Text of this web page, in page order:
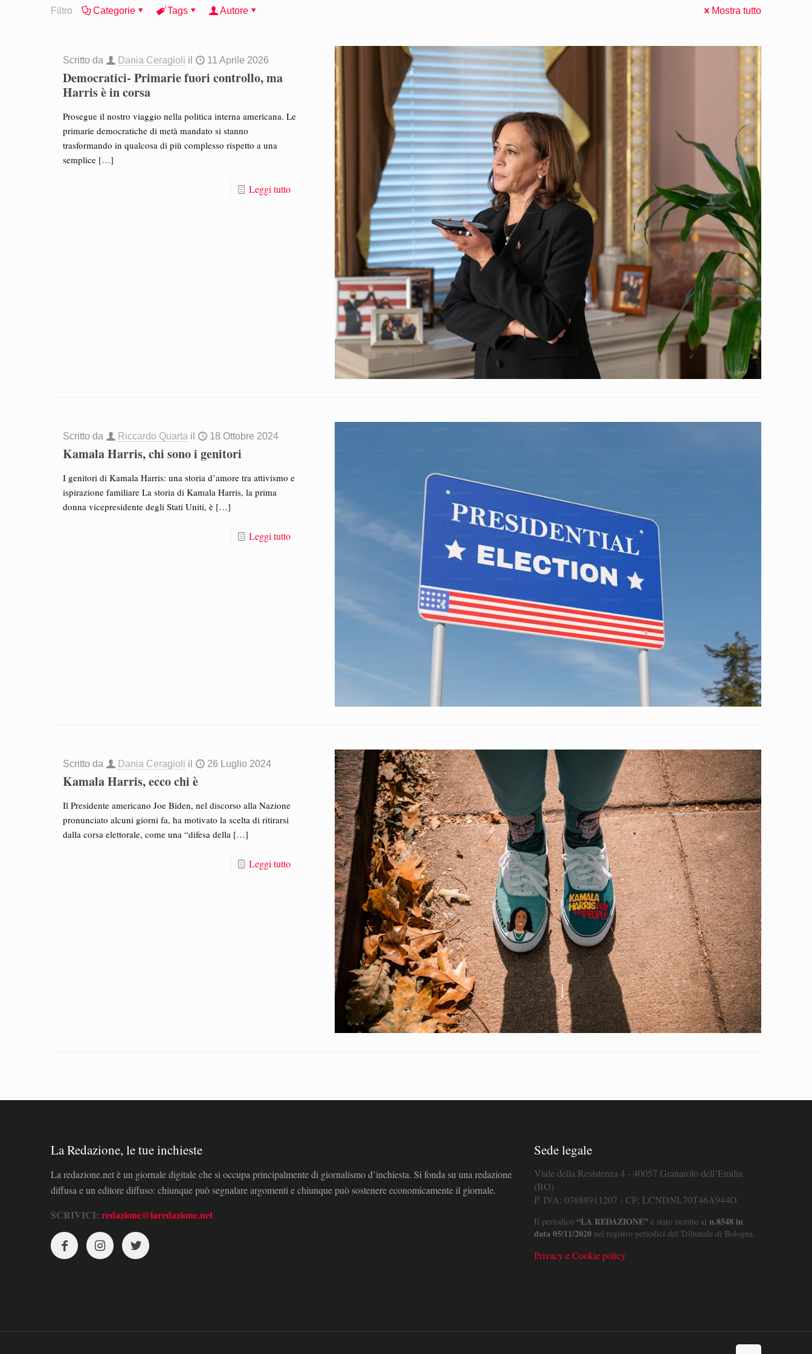
Filtro Categorie Tags Autore Mostra tutto
Scritto da Dania Ceragioli il 11 Aprile 2026
Democratici- Primarie fuori controllo, ma
Harris è in corsa
Prosegue il nostro viaggio nella politica interna americana. Le
primarie democratiche di metà mandato si stanno
trasformando in qualcosa di più complesso rispetto a una
semplice […]
Leggi tutto
Scritto da Riccardo Quarta il 18 Ottobre 2024
Kamala Harris, chi sono i genitori
I genitori di Kamala Harris: una storia d’amore tra attivismo e
ispirazione familiare La storia di Kamala Harris, la prima
donna vicepresidente degli Stati Uniti, è […]
Leggi tutto
Scritto da Dania Ceragioli il 26 Luglio 2024
Kamala Harris, ecco chi è
Il Presidente americano Joe Biden, nel discorso alla Nazione
pronunciato alcuni giorni fa, ha motivato la scelta di ritirarsi
dalla corsa elettorale, come una “difesa della […]
Leggi tutto
La Redazione, le tue inchieste
La redazione.net è un giornale digitale che si occupa principalmente di giornalismo d’inchiesta. Si fonda su una redazione
diffusa e un editore diffuso: chiunque può segnalare argomenti e chiunque può sostenere economicamente il giornale.
SCRIVICI: redazione@laredazione.net
Sede legale
Viale della Resistenza 4 - 40057 Granarolo dell’Emilia
(BO)
P. IVA: 03888911207 - CF: LCNDNL70T46A944O
Il periodico “LA REDAZIONE”è stato iscritto al n.8548 in
data 05/11/2020nel registro periodici del Tribunale di Bologna.
Privacy e Cookie policy